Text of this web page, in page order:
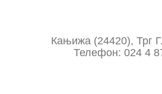
Кањижа (24420), Трг
Телефон: 024 4